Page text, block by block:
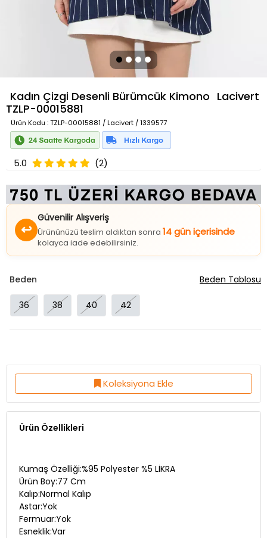
Kadın Çizgi Desenli Bürümcük Kimono Lacivert
TZLP-00015881
Ürün Kodu : TZLP-00015881 / Lacivert / 1339577
5.0 (2)
↩
Güvenilir Alışveriş
Ürününüzü teslim aldıktan sonra 14 gün içerisinde
kolayca iade edebilirsiniz.
Beden
36 38 40 42
Beden Tablosu
Koleksiyona Ekle
Ürün Özellikleri
Kumaş Özelliği:%95 Polyester %5 LİKRA
Ürün Boy:77 Cm
Kalıp:Normal Kalıp
Astar:Yok
Fermuar:Yok
Esneklik:Var